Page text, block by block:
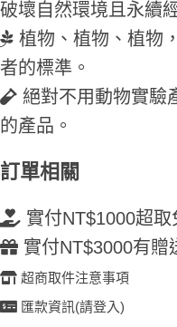
破壞自然環境且永續
植物、植物、植物
者的標準。
絕對不用動物實驗
的產品。
訂單相關
實付NT$1000超取
實付NT$3000有贈
超商取件注意事項
匯款資訊(請登入)